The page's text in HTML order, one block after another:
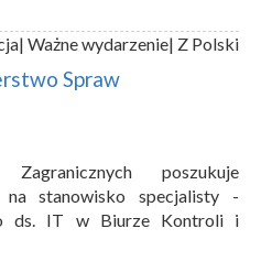
| Ważne wydarzenie| Z Polski
Spraw
poszukuje
stanowisko specjalisty -
ds. IT w Biurze Kontroli i